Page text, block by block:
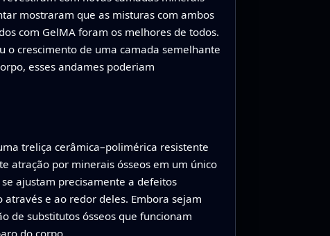
mostraram que as misturas com ambos
com GelMA foram os melhores de todos.
o crescimento de uma camada semelhante
esses andames poderiam
treliça cerâmica–polimérica resistente
atração por minerais ósseos em um único
ajustam precisamente a defeitos
e ao redor deles. Embora sejam
de substitutos ósseos que funcionam
do corpo.